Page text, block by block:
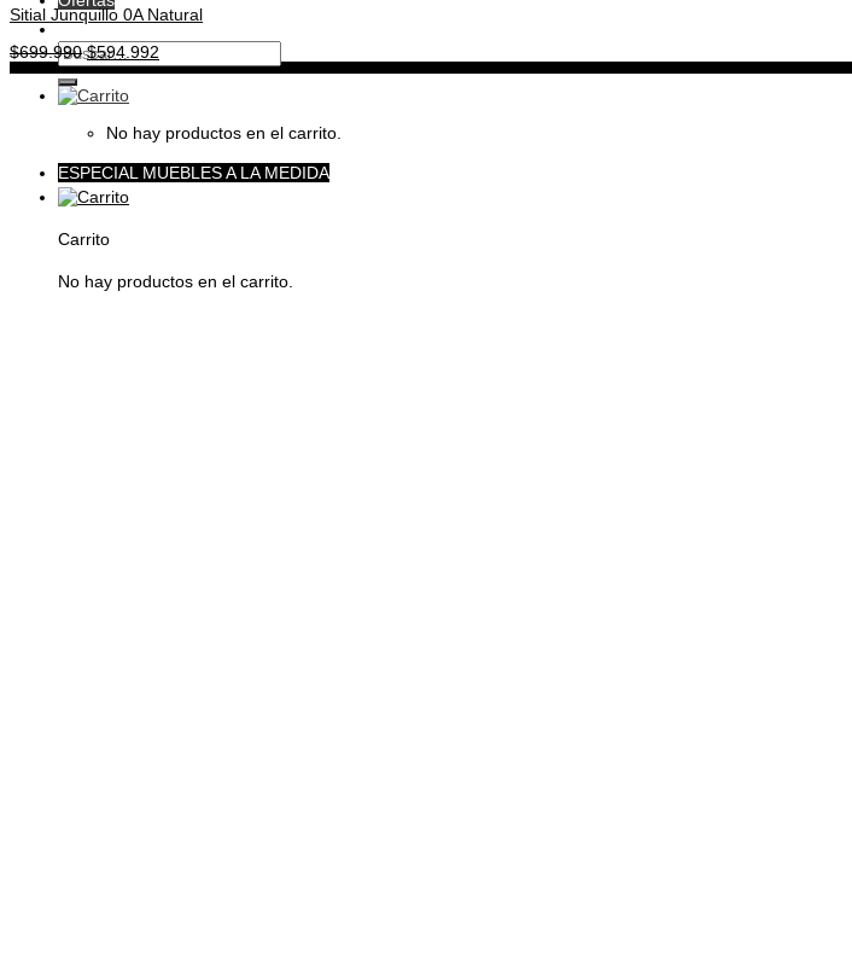
Buscar
por:
No hay productos en el carrito.
ESPECIAL MUEBLES A LA MEDIDA
Carrito
No hay productos en el carrito.
Sitial Junquillo 0A Natural
$699.990El
precio
original
era:
$699.990.
$594.992
precio
$594.992.